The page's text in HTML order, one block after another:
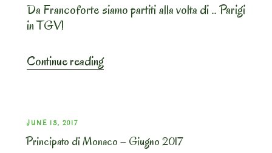
Da Francoforte siamo partiti alla volta di .. Parigi
in TGV!
Continue reading“Francia:
POSTED
ON
JUNE 13, 2017
Principato di Monaco – Giugno 2017